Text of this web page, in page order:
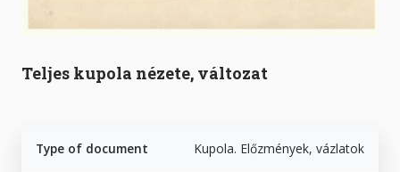
Teljes kupola nézete, változat
Type of document Kupola. Előzmények, vázlatok